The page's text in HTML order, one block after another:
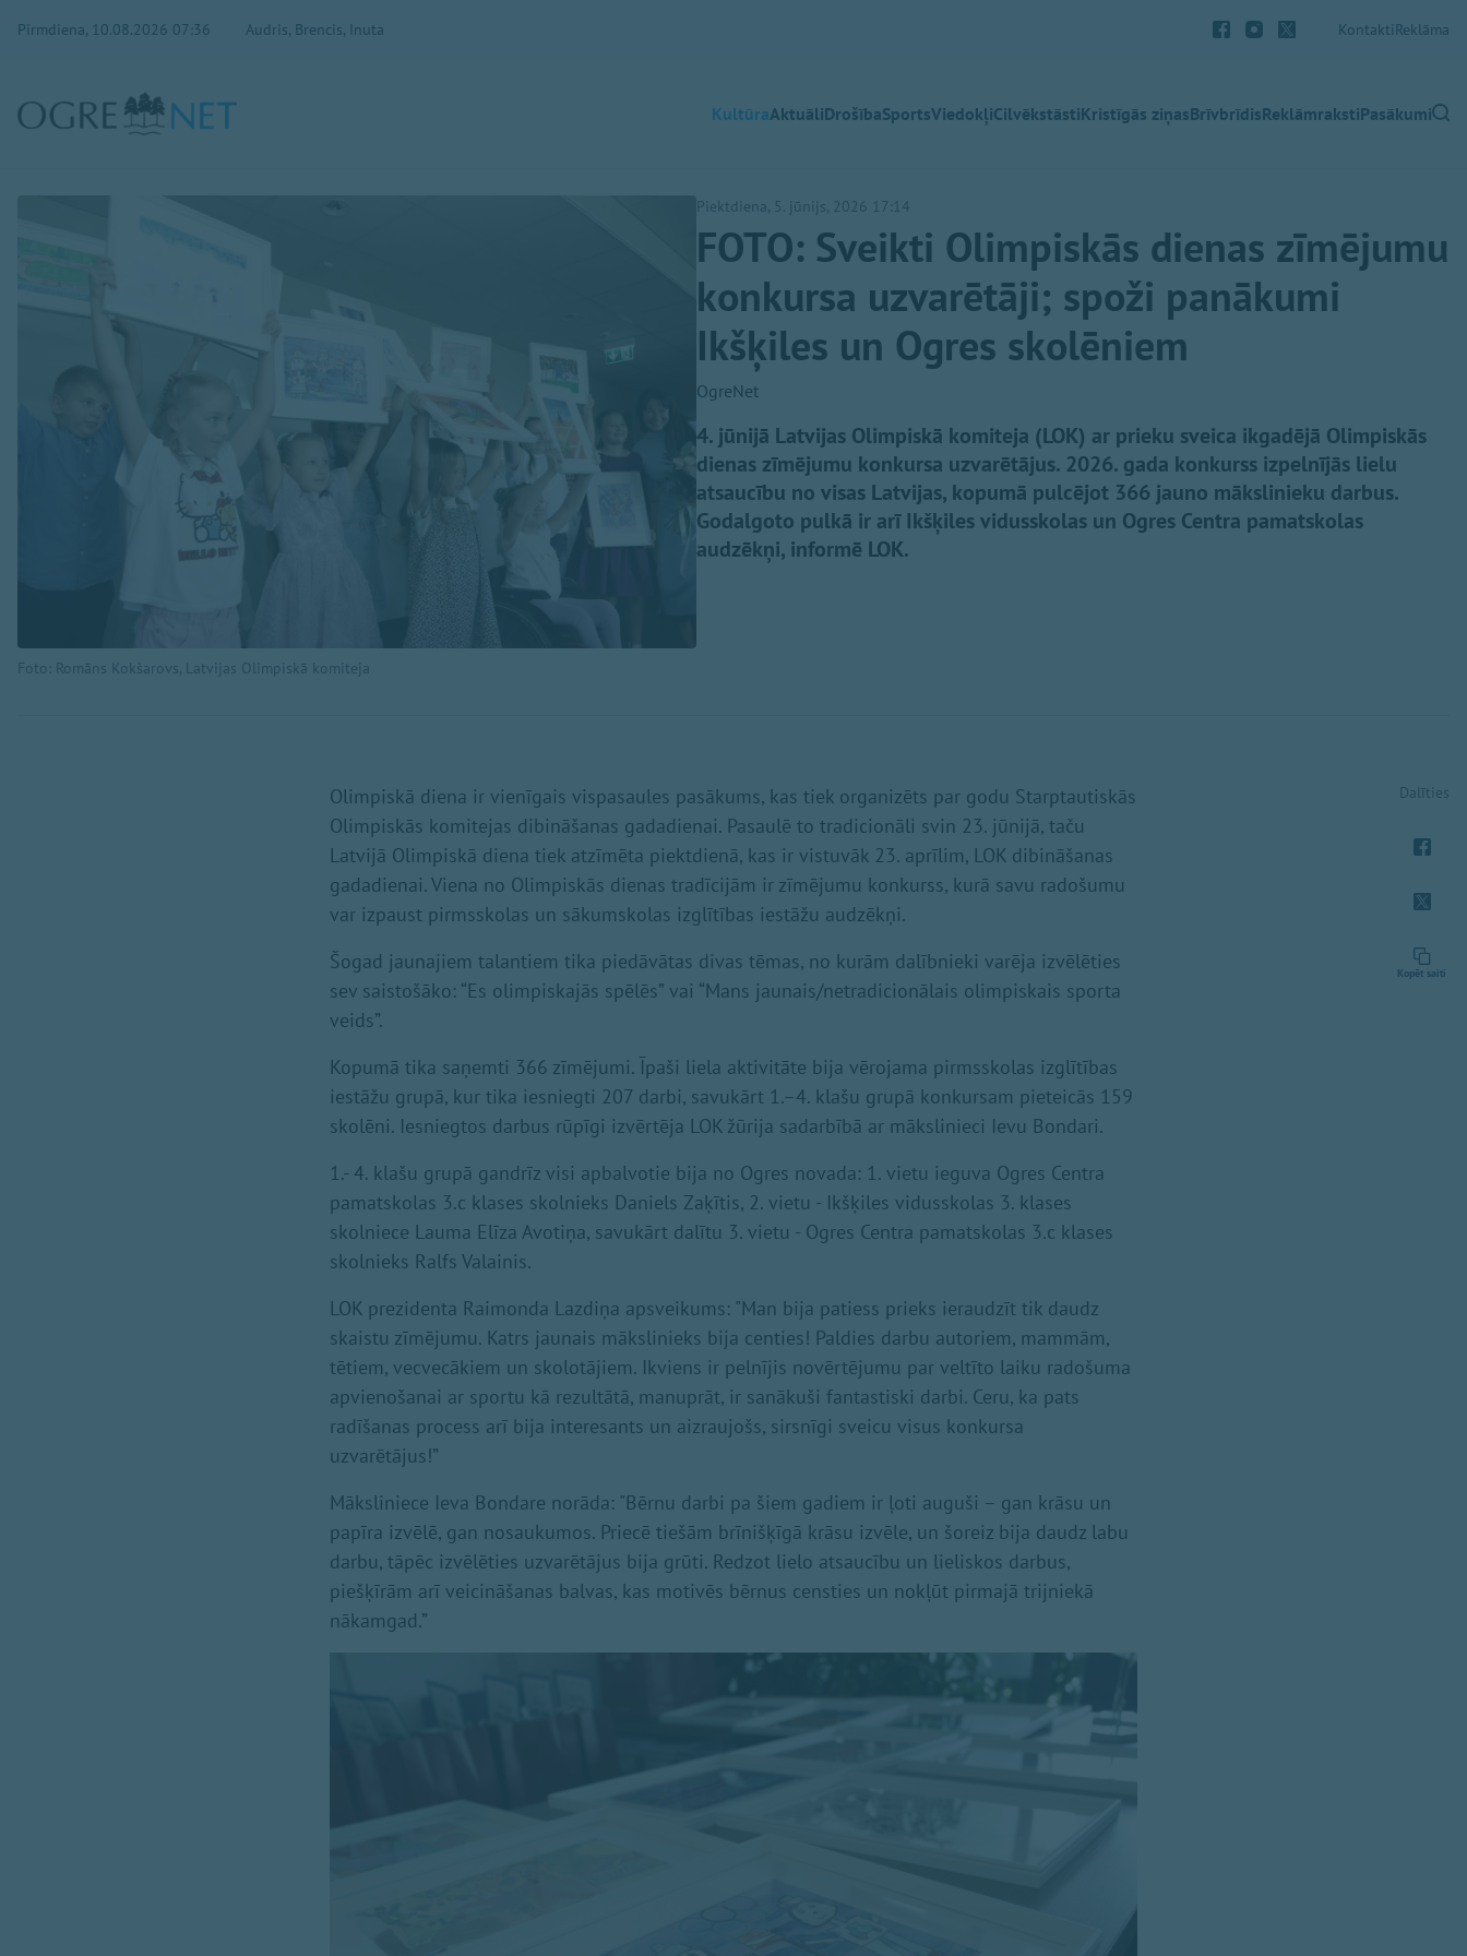
Pirmdiena, 10.08.2026 07:36 Audris, Brencis, Inuta KontaktiReklāma
KultūraAktuāliDrošībaSportsViedokļiCilvēkstāstiKristīgās ziņasBrīvbrīdisReklāmrakstiPasākumi
Foto: Romāns Kokšarovs, Latvijas Olimpiskā komiteja
Piektdiena, 5. jūnijs, 2026 17:14
FOTO: Sveikti Olimpiskās dienas zīmējumu
konkursa uzvarētāji; spoži panākumi
Ikšķiles un Ogres skolēniem
OgreNet
4. jūnijā Latvijas Olimpiskā komiteja (LOK) ar prieku sveica ikgadējā Olimpiskās
dienas zīmējumu konkursa uzvarētājus. 2026. gada konkurss izpelnījās lielu
atsaucību no visas Latvijas, kopumā pulcējot 366 jauno mākslinieku darbus.
Godalgoto pulkā ir arī Ikšķiles vidusskolas un Ogres Centra pamatskolas
audzēkņi, informē LOK.
Olimpiskā diena ir vienīgais vispasaules pasākums, kas tiek organizēts par godu Starptautiskās
Olimpiskās komitejas dibināšanas gadadienai. Pasaulē to tradicionāli svin 23. jūnijā, taču
Latvijā Olimpiskā diena tiek atzīmēta piektdienā, kas ir vistuvāk 23. aprīlim, LOK dibināšanas
gadadienai. Viena no Olimpiskās dienas tradīcijām ir zīmējumu konkurss, kurā savu radošumu
var izpaust pirmsskolas un sākumskolas izglītības iestāžu audzēkņi.
Šogad jaunajiem talantiem tika piedāvātas divas tēmas, no kurām dalībnieki varēja izvēlēties
sev saistošāko: “Es olimpiskajās spēlēs” vai “Mans jaunais/netradicionālais olimpiskais sporta
veids”.
Kopumā tika saņemti 366 zīmējumi. Īpaši liela aktivitāte bija vērojama pirmsskolas izglītības
iestāžu grupā, kur tika iesniegti 207 darbi, savukārt 1.–4. klašu grupā konkursam pieteicās 159
skolēni. Iesniegtos darbus rūpīgi izvērtēja LOK žūrija sadarbībā ar mākslinieci Ievu Bondari.
1.- 4. klašu grupā gandrīz visi apbalvotie bija no Ogres novada: 1. vietu ieguva Ogres Centra
pamatskolas 3.c klases skolnieks Daniels Zaķītis, 2. vietu - Ikšķiles vidusskolas 3. klases
skolniece Lauma Elīza Avotiņa, savukārt dalītu 3. vietu - Ogres Centra pamatskolas 3.c klases
skolnieks Ralfs Valainis.
LOK prezidenta Raimonda Lazdiņa apsveikums: "Man bija patiess prieks ieraudzīt tik daudz
skaistu zīmējumu. Katrs jaunais mākslinieks bija centies! Paldies darbu autoriem, mammām,
tētiem, vecvecākiem un skolotājiem. Ikviens ir pelnījis novērtējumu par veltīto laiku radošuma
apvienošanai ar sportu kā rezultātā, manuprāt, ir sanākuši fantastiski darbi. Ceru, ka pats
radīšanas process arī bija interesants un aizraujošs, sirsnīgi sveicu visus konkursa
uzvarētājus!”
Māksliniece Ieva Bondare norāda: "Bērnu darbi pa šiem gadiem ir ļoti auguši – gan krāsu un
papīra izvēlē, gan nosaukumos. Priecē tiešām brīnišķīgā krāsu izvēle, un šoreiz bija daudz labu
darbu, tāpēc izvēlēties uzvarētājus bija grūti. Redzot lielo atsaucību un lieliskos darbus,
piešķīrām arī veicināšanas balvas, kas motivēs bērnus censties un nokļūt pirmajā trijniekā
nākamgad.”
Dalīties
Kopēt saiti